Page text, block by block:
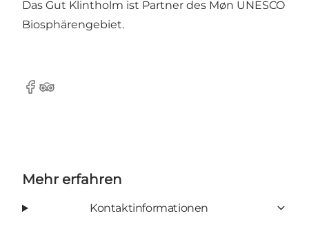
Das Gut Klintholm ist Partner des Møn UNESCO
Biosphärengebiet.
Facebook
TripAdvisor
Mehr erfahren
Kontaktinformationen